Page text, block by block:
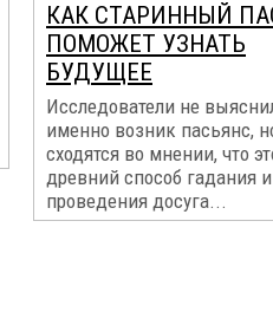
КАК СТАРИННЫЙ
ПОМОЖЕТ УЗНАТЬ
БУДУЩЕЕ
Исследователи не
именно возник пасьянс,
сходятся во мнении, что
древний способ гадания и
проведения досуга...